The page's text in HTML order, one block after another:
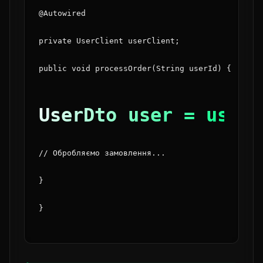
@Autowired
private UserClient userClient;
public void processOrder(String userId) {
UserDto user =
// Обробляємо замовлення...
}
}